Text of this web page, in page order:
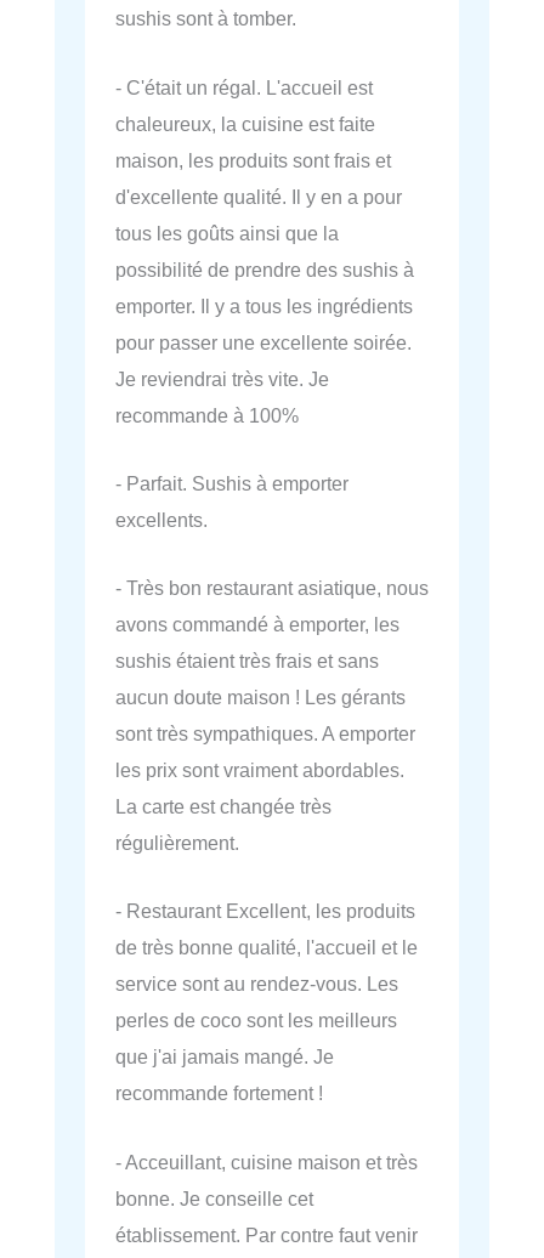
sushis sont à tomber.
- C'était un régal. L'accueil est
chaleureux, la cuisine est faite
maison, les produits sont frais et
d'excellente qualité. Il y en a pour
tous les goûts ainsi que la
possibilité de prendre des sushis à
emporter. Il y a tous les ingrédients
pour passer une excellente soirée.
Je reviendrai très vite. Je
recommande à 100%
- Parfait. Sushis à emporter
excellents.
- Très bon restaurant asiatique, nous
avons commandé à emporter, les
sushis étaient très frais et sans
aucun doute maison ! Les gérants
sont très sympathiques. A emporter
les prix sont vraiment abordables.
La carte est changée très
régulièrement.
- Restaurant Excellent, les produits
de très bonne qualité, l'accueil et le
service sont au rendez-vous. Les
perles de coco sont les meilleurs
que j'ai jamais mangé. Je
recommande fortement !
- Acceuillant, cuisine maison et très
bonne. Je conseille cet
établissement. Par contre faut venir